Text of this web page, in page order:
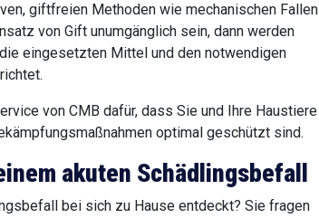
giftfreien Methoden wie mechanischen Fallen
von Gift unumgänglich sein, dann werden
eingesetzten Mittel und den notwendigen
von CMB dafür, dass Sie und Ihre Haustiere
optimal geschützt sind.
akuten Schädlingsbefall
bei sich zu Hause entdeckt? Sie fragen